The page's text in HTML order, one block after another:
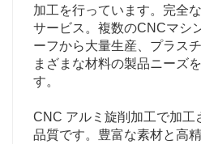
加工を行っています。完全
サービス。複数のCNCマシ
ーフから大量生産、プラス
まざまな材料の製品ニーズ
す。
CNC アルミ旋削加工で加工
品質です。豊富な素材と高